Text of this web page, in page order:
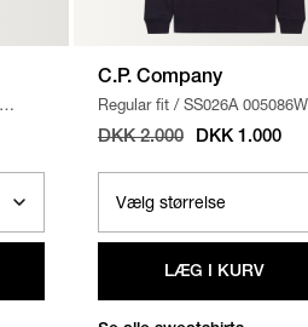
C.P. Company
Regular fit / SS026A 005086W
SWEATSHIRT
/ NAVY
DKK 2.000 DKK 1.000
LÆG I KURV